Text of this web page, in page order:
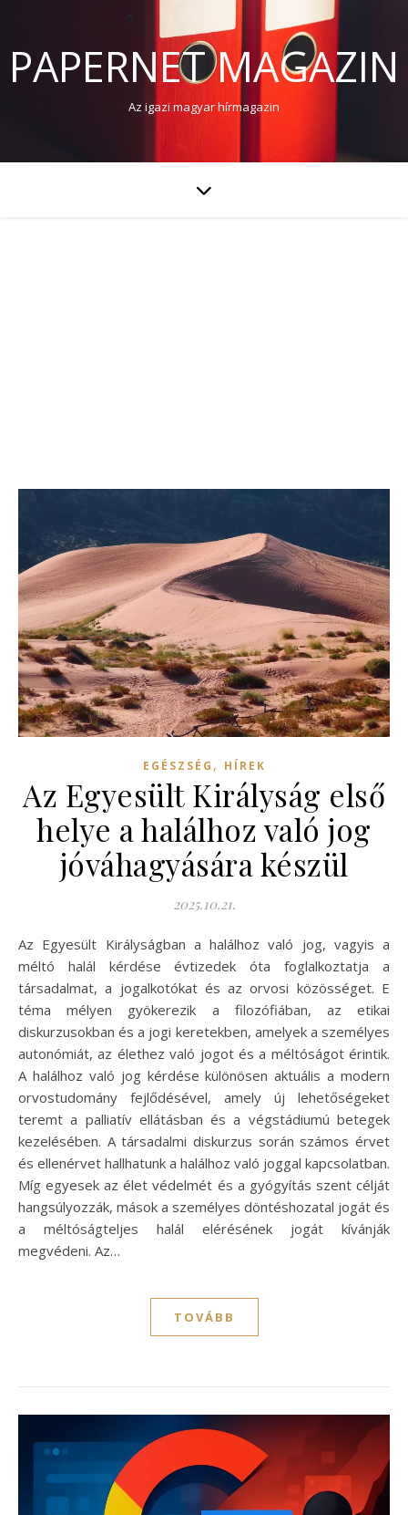
PAPERNET MAGAZIN
Az igazi magyar hírmagazin
EGÉSZSÉG , HÍREK
Az Egyesült Királyság első
helye a halálhoz való jog
jóváhagyására készül
2025.10.21.
Az Egyesült Királyságban a halálhoz való jog, vagyis a
méltó halál kérdése évtizedek óta foglalkoztatja a
társadalmat, a jogalkotókat és az orvosi közösséget. E
téma mélyen gyökerezik a filozófiában, az etikai
diskurzusokban és a jogi keretekben, amelyek a személyes
autonómiát, az élethez való jogot és a méltóságot érintik.
A halálhoz való jog kérdése különösen aktuális a modern
orvostudomány fejlődésével, amely új lehetőségeket
teremt a palliatív ellátásban és a végstádiumú betegek
kezelésében. A társadalmi diskurzus során számos érvet
és ellenérvet hallhatunk a halálhoz való joggal kapcsolatban.
Míg egyesek az élet védelmét és a gyógyítás szent célját
hangsúlyozzák, mások a személyes döntéshozatal jogát és
a méltóságteljes halál elérésének jogát kívánják
megvédeni. Az…
TOVÁBB